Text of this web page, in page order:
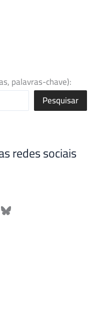
palavras-chave):
Pesquisar
redes sociais